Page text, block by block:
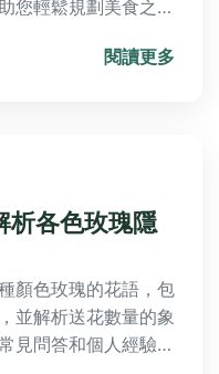
您輕鬆規劃美食之
閱讀更多
析各色玫瑰隱
顏色玫瑰的花語，包
並解析送花數量的象
見問答和個人經驗分